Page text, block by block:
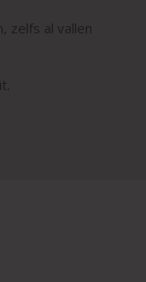
zelfs al vallen